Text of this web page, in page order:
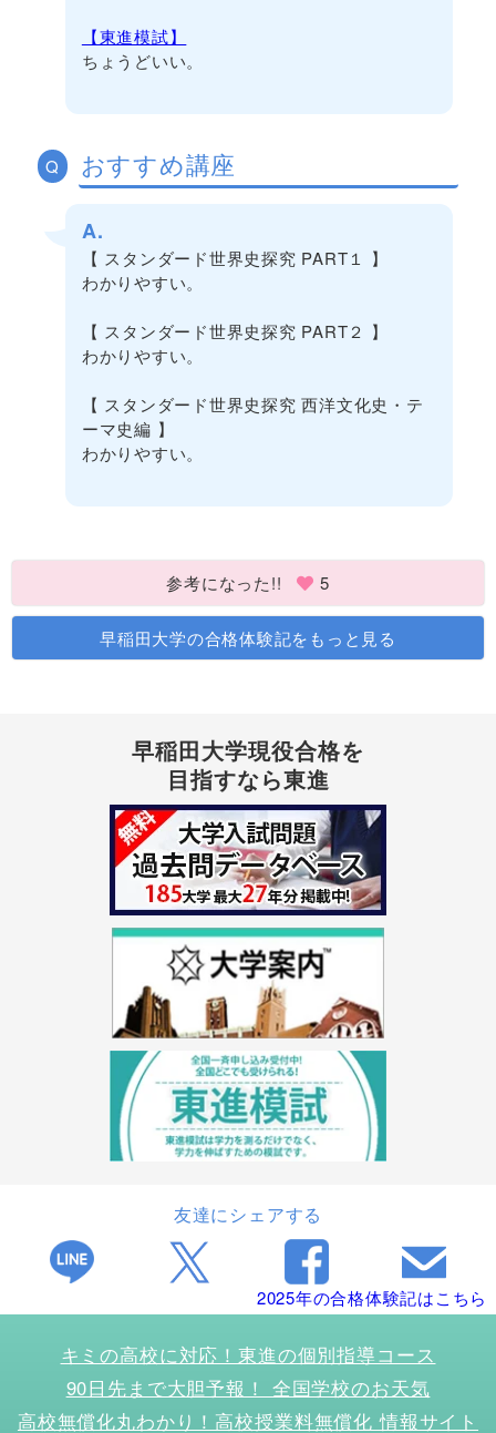
【東進模試】
ちょうどいい。
Q おすすめ講座
A.
【 スタンダード世界史探究 PART１ 】
わかりやすい。
【 スタンダード世界史探究 PART２ 】
わかりやすい。
【 スタンダード世界史探究 西洋文化史・テ
ーマ史編 】
わかりやすい。
参考になった!! 5
早稲田大学の合格体験記をもっと見る
早稲田大学現役合格を
目指すなら東進
友達にシェアする
2025年の合格体験記はこちら
キミの高校に対応！東進の個別指導コース
90日先まで大胆予報！ 全国学校のお天気
高校無償化丸わかり！高校授業料無償化 情報サイト